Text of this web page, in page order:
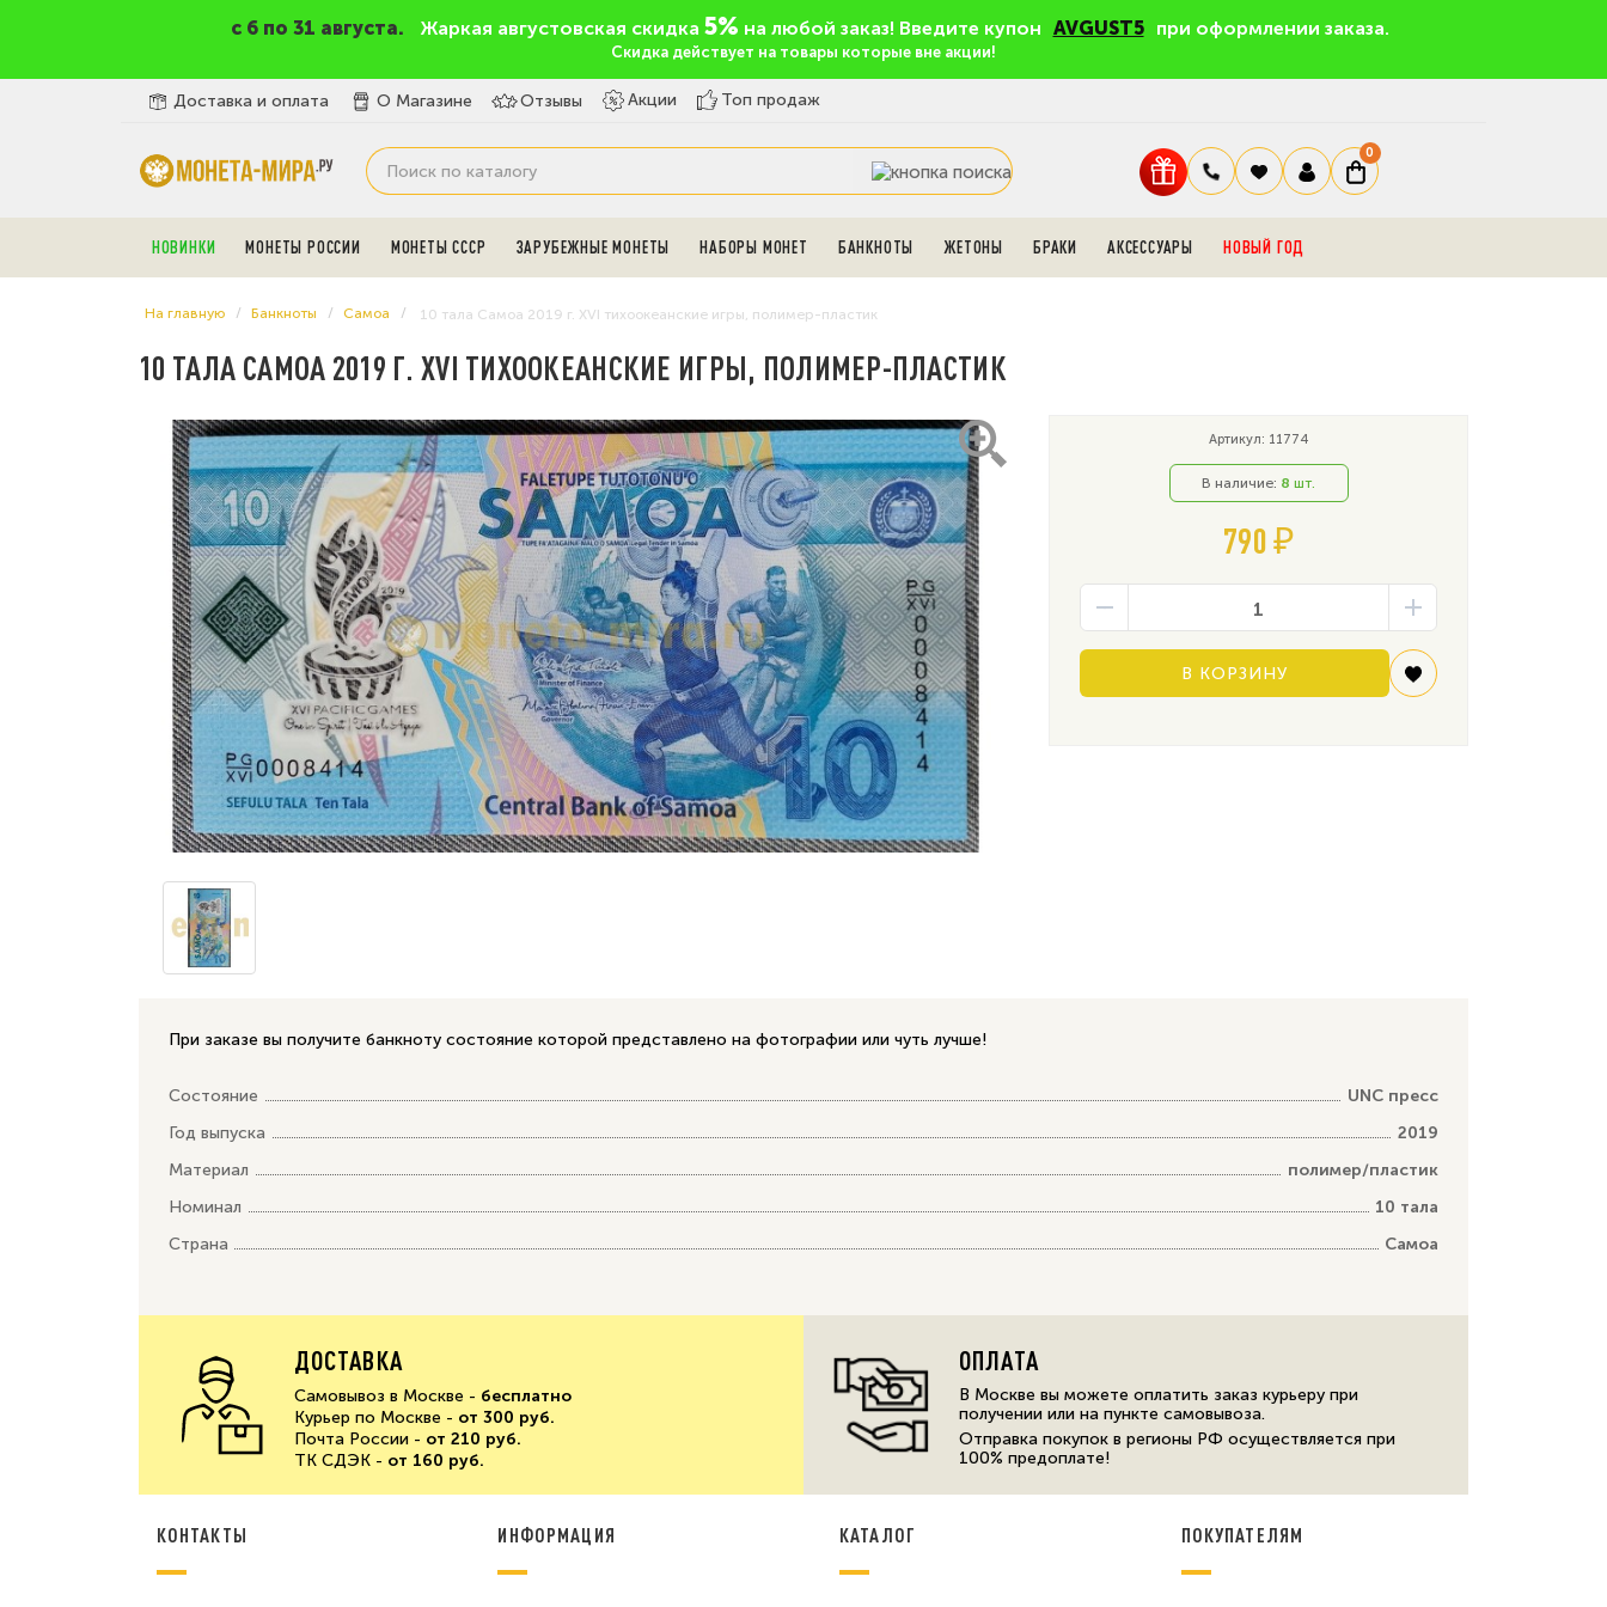
c 6 по 31 августа. Жаркая августовская скидка 5% на любой заказ! Введите купон AVGUST5 при оформлении заказа.
Скидка действует на товары которые вне акции!
Доставка и оплата О Магазине Отзывы Акции Топ продаж
0
НОВИНКИ МОНЕТЫ РОССИИ МОНЕТЫ СССР ЗАРУБЕЖНЫЕ МОНЕТЫ НАБОРЫ МОНЕТ БАНКНОТЫ ЖЕТОНЫ БРАКИ АКСЕССУАРЫ НОВЫЙ ГОД
На главную Банкноты Самоа 10 тала Самоа 2019 г. XVI тихоокеанские игры, полимер-пластик
10 ТАЛА САМОА 2019 Г. XVI ТИХООКЕАНСКИЕ ИГРЫ, ПОЛИМЕР-ПЛАСТИК
Артикул: 11774
В наличие: 8 шт.
790 ₽
В КОРЗИНУ
При заказе вы получите банкноту состояние которой представлено на фотографии или чуть лучше!
Состояние
UNC пресс
Год выпуска
2019
Материал
полимер/пластик
Номинал
10 тала
Страна
Самоа
ДОСТАВКА
Самовывоз в Москве - бесплатно
Курьер по Москве - от 300 руб.
Почта России - от 210 руб.
ТК СДЭК - от 160 руб.
ОПЛАТА
В Москве вы можете оплатить заказ курьеру при
получении или на пункте самовывоза.
Отправка покупок в регионы РФ осуществляется при
100% предоплате!
КОНТАКТЫ ИНФОРМАЦИЯ КАТАЛОГ ПОКУПАТЕЛЯМ